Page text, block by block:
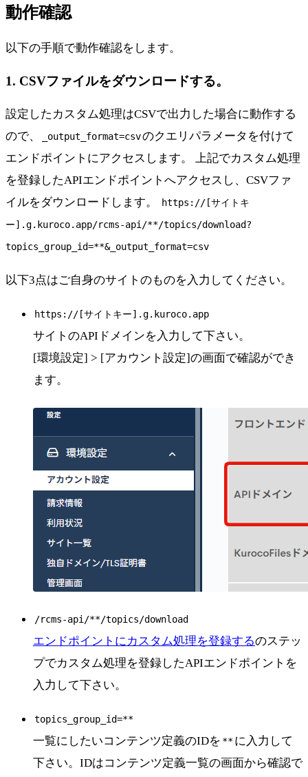
動作確認
以下の手順で動作確認をします。
1. CSVファイルをダウンロードする。
設定したカスタム処理はCSVで出力した場合に動作する
ので、
_output_format=csvのクエリパラメータを付けて
エンドポイントにアクセスします。 上記でカスタム処理
を登録したAPIエンドポイントへアクセスし、CSVファ
イルをダウンロードします。
https://[サイトキ
ー].g.kuroco.app/rcms-api/**/topics/download?
topics_group_id=**&_output_format=csv
以下3点はご自身のサイトのものを入力してください。
https://[サイトキー].g.kuroco.app
サイトのAPIドメインを入力して下さい。
[環境設定] > [アカウント設定]の画面で確認ができ
ます。
/rcms-api/**/topics/download
エンドポイントにカスタム処理を登録するのステッ
プでカスタム処理を登録したAPIエンドポイントを
入力して下さい。
topics_group_id=**
一覧にしたいコンテンツ定義のIDを **に入力して
下さい。IDはコンテンツ定義一覧の画面から確認で